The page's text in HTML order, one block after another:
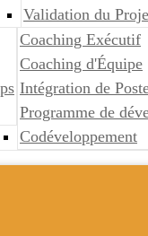
Validation du
Coaching Exécutif
Coaching d'Équipe
Intégration de
Programme de
Codéveloppement